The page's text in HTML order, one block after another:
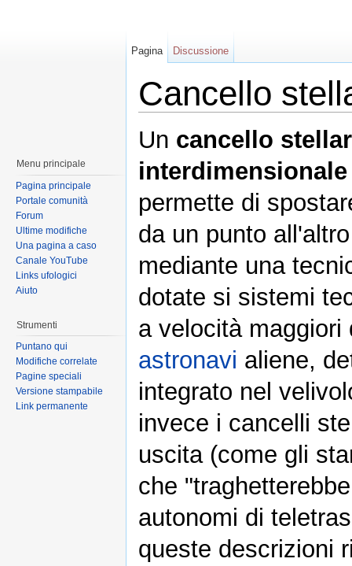
Cancello
Un cancello
interdimensionale
permette di
da un punto
mediante una
dotate si sistemi
a velocità
astronavi aliene,
integrato nel
invece i cancelli
uscita (come gli
che
autonomi di
queste descrizioni
Pagina Discussione
Menu principale
Pagina principale
Portale comunità
Forum
Ultime modifiche
Una pagina a caso
Canale YouTube
Links ufologici
Aiuto
Strumenti
Puntano qui
Modifiche correlate
Pagine speciali
Versione stampabile
Link permanente